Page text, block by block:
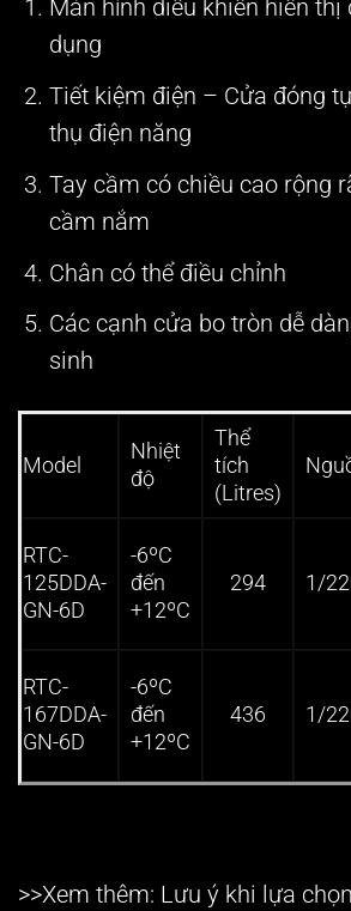
Màn hình điều khiển hiển thị
dụng
Tiết kiệm điện – Cửa đóng
thụ điện năng
Tay cầm có chiều cao rộng
cầm nắm
Chân có thể điều chỉnh
Các cạnh cửa bo tròn dễ
sinh
Model
Nhiệt
độ
Thể
tích
(Litres)
RTC-
125DDA-
GN-6D
-6ºC
đến
+12ºC
294 1/
RTC-
167DDA-
GN-6D
-6ºC
đến
+12ºC
436 1/
>>Xem thêm: Lưu ý khi lựa chọn